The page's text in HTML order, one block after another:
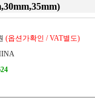
(옵션가확인 / VAT별도)